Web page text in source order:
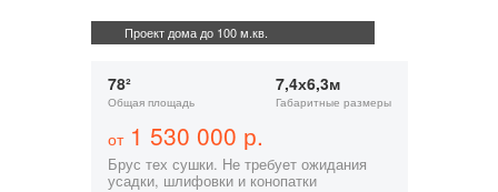
Проект дома до 100 м.кв.
78²
Общая площадь
7,4х6,3м
Габаритные размеры
от1 530 000 р.
Брус тех сушки. Не требует ожидания
усадки, шлифовки и конопатки